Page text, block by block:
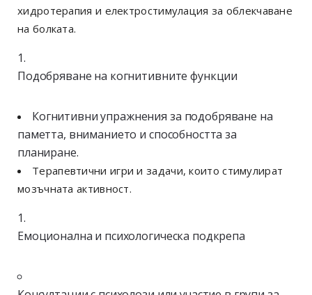
хидротерапия и електростимулация за облекчаване
на болката.
Подобряване на когнитивните функции
Когнитивни упражнения за подобряване на
паметта, вниманието и способността за
планиране.
Терапевтични игри и задачи, които стимулират
мозъчната активност.
Емоционална и психологическа подкрепа